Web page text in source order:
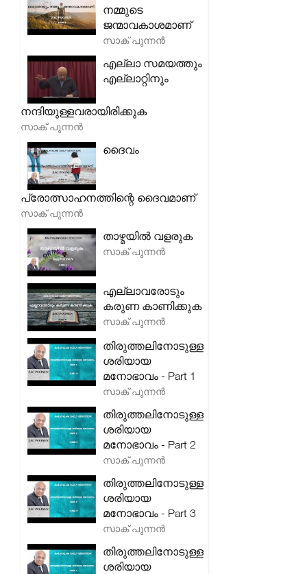
നമ്മുടെ
ജന്മാവകാശമാണ്
സാക് പുന്നൻ
എല്ലാ സമയത്തും
എല്ലാറ്റിനും
നന്ദിയുള്ളവരായിരിക്കുക
സാക് പുന്നൻ
ദൈവം
പ്രോത്സാഹനത്തിന്റെ ദൈവമാണ്
സാക് പുന്നൻ
താഴ്മയിൽ വളരുക
സാക് പുന്നൻ
എല്ലാവരോടും
കരുണ കാണിക്കുക
സാക് പുന്നൻ
തിരുത്തലിനോടുള്ള
ശരിയായ
മനോഭാവം - Part 1
സാക് പുന്നൻ
തിരുത്തലിനോടുള്ള
ശരിയായ
മനോഭാവം - Part 2
സാക് പുന്നൻ
തിരുത്തലിനോടുള്ള
ശരിയായ
മനോഭാവം - Part 3
സാക് പുന്നൻ
തിരുത്തലിനോടുള്ള
ശരിയായ